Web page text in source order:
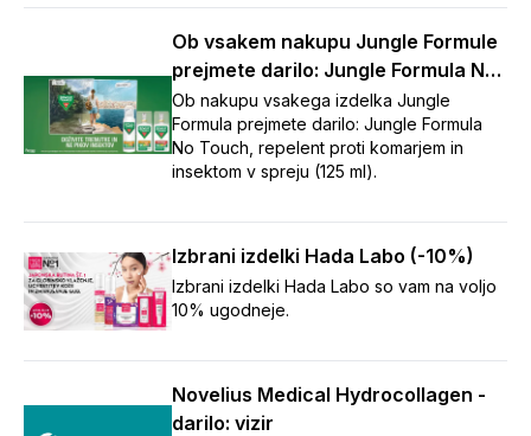
Ob vsakem nakupu Jungle Formule
prejmete darilo: Jungle Formula No
Touch repelent (125 ml)
Ob nakupu vsakega izdelka Jungle
Formula prejmete darilo: Jungle Formula
No Touch, repelent proti komarjem in
insektom v spreju (125 ml).
Izbrani izdelki Hada Labo (-10%)
Izbrani izdelki Hada Labo so vam na voljo
10% ugodneje.
Novelius Medical Hydrocollagen -
darilo: vizir